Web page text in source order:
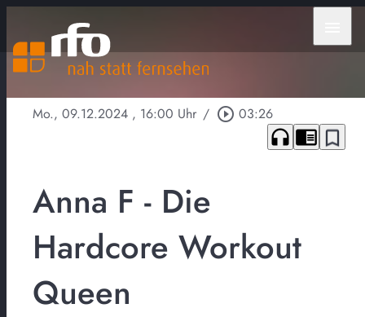
Mo., 09.12.2024 , 16:00 Uhr / play_circle_outline 03:26
headphones chrome_reader_mode bookmark_border
Anna F - Die
Hardcore Workout
Queen